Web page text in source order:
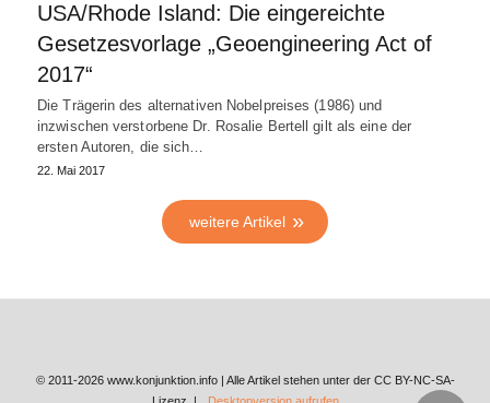
USA/Rhode Island: Die eingereichte
Gesetzesvorlage „Geoengineering Act of
2017“
Die Trägerin des alternativen Nobelpreises (1986) und
inzwischen verstorbene Dr. Rosalie Bertell gilt als eine der
ersten Autoren, die sich…
22. Mai 2017
weitere Artikel
© 2011-2026 www.konjunktion.info | Alle Artikel stehen unter der CC BY-NC-SA-